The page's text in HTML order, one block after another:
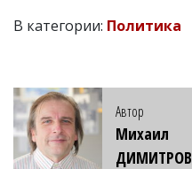
В категории: Политика
Автор
Михаил
ДИМИТРОВ